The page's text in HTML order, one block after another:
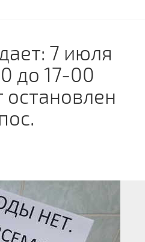
7 июля
до 17-00
остановлен